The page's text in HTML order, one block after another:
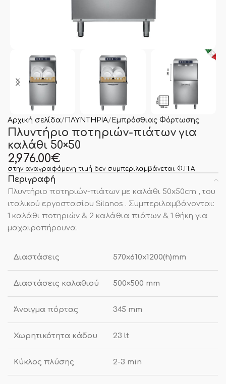
Αρχική σελίδα ΠΛΥΝΤΗΡΙΑ Εμπρόσθιας Φόρτωσης
Πλυντήριο ποτηριών-πιάτων για
καλάθι 50×50
2,976.00€
στην αναγραφόμενη τιμή δεν συμπεριλαμβάνεται Φ.Π.Α
Περιγραφή
Πλυντήριο ποτηριών-πιάτων με καλάθι 50x50cm , του
ιταλικού εργοστασίου Silanos . Συμπεριλαμβάνονται:
1 καλάθι ποτηριών & 2 καλάθια πιάτων & 1 θήκη για
μαχαιροπήρουνα.
Διαστάσεις 570x610x1200(h)mm
Διαστάσεις καλαθιού 500×500 mm
Άνοιγμα πόρτας 345 mm
Χωρητικότητα κάδου 23 lt
Κύκλος πλύσης 2-3 min